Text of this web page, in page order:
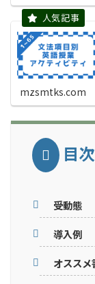
mzsmtks.com
目次
受動態
導入例
オススメ